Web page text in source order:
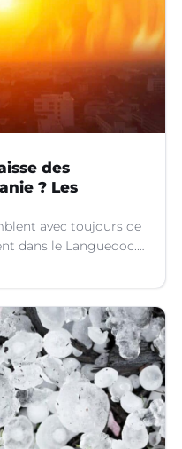
des
? Les
avec toujours de
dans le Languedoc.